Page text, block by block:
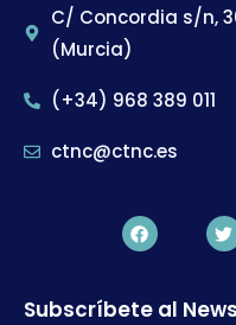
C/ Concordia s/n,
(Murcia)
(+34) 968 389 011
ctnc@ctnc.es
Subscríbete al